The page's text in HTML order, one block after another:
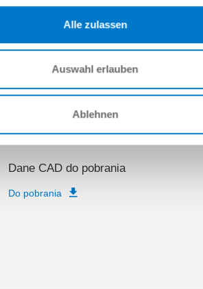
Alle zulassen
Auswahl erlauben
Ablehnen
Dane CAD do pobrania
Do pobrania